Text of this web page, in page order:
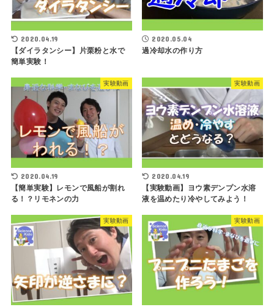
2020.04.19
【ダイラタンシー】片栗粉と水で
簡単実験！
2020.05.04
過冷却水の作り方
実験動画
2020.04.19
【簡単実験】レモンで風船が割れ
る！？リモネンの力
実験動画
2020.04.19
【実験動画】ヨウ素デンプン水溶
液を温めたり冷やしてみよう！
実験動画 実験動画